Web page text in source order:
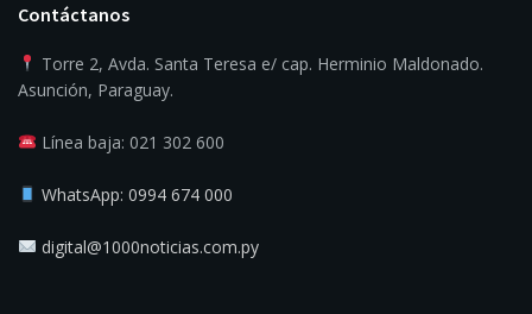
Contáctanos
Torre 2, Avda. Santa Teresa e/ cap. Herminio Maldonado.
Asunción, Paraguay.
Línea baja: 021 302 600
WhatsApp: 0994 674 000
digital@1000noticias.com.py